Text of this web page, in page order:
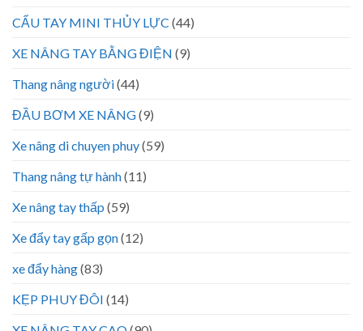
CẨU TAY MINI THỦY LỰC (44)
XE NÂNG TAY BẰNG ĐIỆN (9)
Thang nâng người(44)
ĐẦU BƠM XE NÂNG(9)
Xe nâng di chuyen phuy(59)
Thang nâng tự hành(11)
Xe nâng tay thấp (59)
Xe đẩy tay gấp gọn(12)
xe đẩy hàng(83)
KẸP PHUY ĐÔI (14)